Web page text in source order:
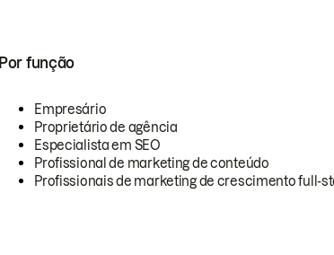
Por função
Empresário
Proprietário de agência
Especialista em SEO
Profissional de marketing de conteúdo
Profissionais de marketing de crescimento full-